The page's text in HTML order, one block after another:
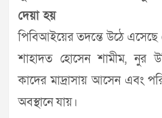
দেয়া হয়
পিবিআইয়ের তদন্তে উঠে এসেছে
শাহাদত হোসেন শামীম, নুর
কাদের মাদ্রাসায় আসেন এবং
অবস্থানে যায়।